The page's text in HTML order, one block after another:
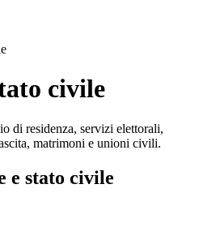
civile
di residenza, servizi elettorali,
matrimoni e unioni civili.
e stato civile